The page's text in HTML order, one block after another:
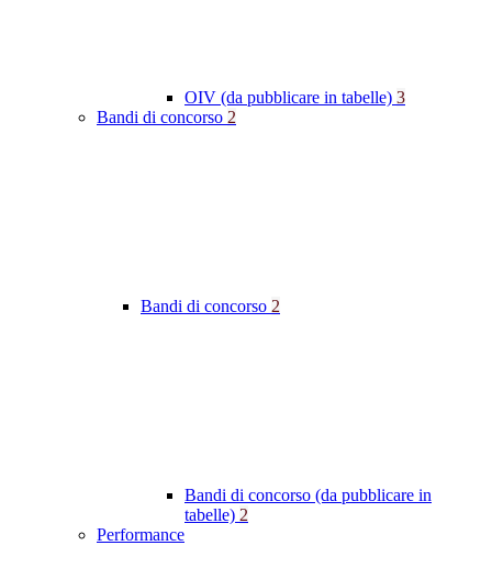
OIV (da pubblicare in tabelle) 3
Bandi di concorso 2
Bandi di concorso 2
Bandi di concorso (da pubblicare in
tabelle) 2
Performance